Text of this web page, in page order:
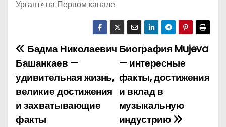
Ургант» на Первом канале.
Н
а
в
и
Биография Mujeva
— интересные
факты, достижения
и вклад в
музыкальную
индустрию
Бадма Николаевич
Башанкаев —
удивительная жизнь,
великие достижения
и захватывающие
факты